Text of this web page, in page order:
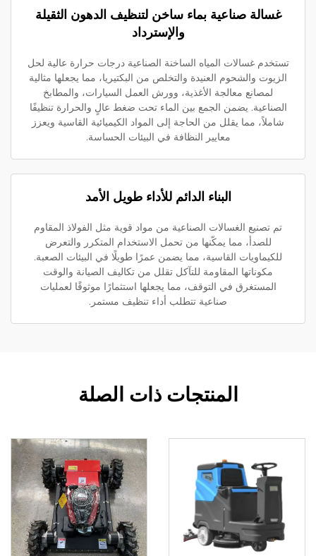
غسالة صناعية بماء ساخن لتنظيف الدهون الثقيلة
والإسترداد
غسالات المياه الساخنة الصناعية درجات حرارة عالية لحل
والشحوم العنيدة والتخلص من البكتيريا، مما يجعلها مثالية
لمصانع معالجة الأغذية، وورش العمل السيارات، والمطابخ
يضمن الجمع بين الماء تحت ضغط عالٍ والحرارة تنظيفًا
شاملاً، مما يقلل من الحاجة إلى المواد الكيميائية القاسية ويعزز
معايير النظافة في البيئات الحساسة.
البناء الدائم للأداء طويل الأمد
تم تصنيع الغسالات الصناعية من مواد قوية مثل الفولاذ المقاوم
للصدأ، مما يمكّنها من تحمل الاستخدام المتكرر والتعرض
للكيماويات القاسية، مما يضمن عمرًا طويلًا في البيئات الصعبة.
مكوناتها المقاومة للتآكل تقلل من تكاليف الصيانة والوقت
المستغرق في التوقف، مما يجعلها استثمارًا موثوقًا لعمليات
صناعية تتطلب أداء تنظيف مستمر.
المنتجات ذات الصلة